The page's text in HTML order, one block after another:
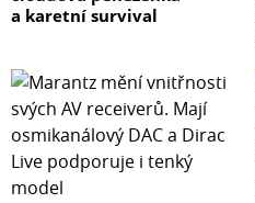
a karetní survival